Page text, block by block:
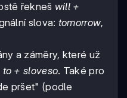
řekneš will +
slova: tomorrow,
a záměry, které už
+ sloveso. Také pro
pršet" (podle